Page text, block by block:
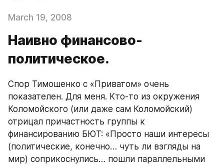
March 19, 2008
Наивно финансово-
политическое.
Спор Тимошенко с «Приватом» очень
показателен. Для меня. Кто-то из окружения
Коломойского (или даже сам Коломойский)
отрицал причастность группы к
финансированию БЮТ: «Просто наши интересы
(политические, конечно… чуть ли взгляды на
мир) соприкоснулись… пошли параллельными